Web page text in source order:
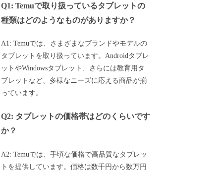
Q1: Temuで取り扱っているタブレットの
種類はどのようなものがありますか？
A1: Temuでは、さまざまなブランドやモデルの
タブレットを取り扱っています。Androidタブレ
ットやWindowsタブレット、さらには教育用タ
ブレットなど、多様なニーズに応える商品が揃
っています。
Q2: タブレットの価格帯はどのくらいです
か？
A2: Temuでは、手頃な価格で高品質なタブレッ
トを提供しています。価格は数千円から数万円